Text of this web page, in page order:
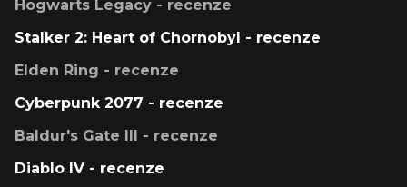
Hogwarts Legacy - recenze
Stalker 2: Heart of Chornobyl - recenze
Elden Ring - recenze
Cyberpunk 2077 - recenze
Baldur's Gate III - recenze
Diablo IV - recenze